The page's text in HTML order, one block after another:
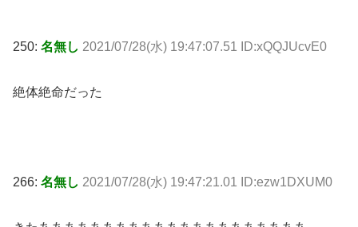
250: 名無し 2021/07/28(水) 19:47:07.51 ID:xQQJUcvE0
絶体絶命だった
266: 名無し 2021/07/28(水) 19:47:21.01 ID:ezw1DXUM0